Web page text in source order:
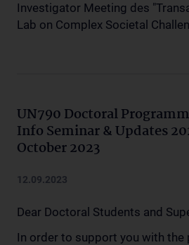
Investigator Meeting des
Lab on Complex Societal
UN790 Doctoral
Info Seminar & Updates
October 2023
12.09.2023
Dear Doctoral Students and
In order to support you with the